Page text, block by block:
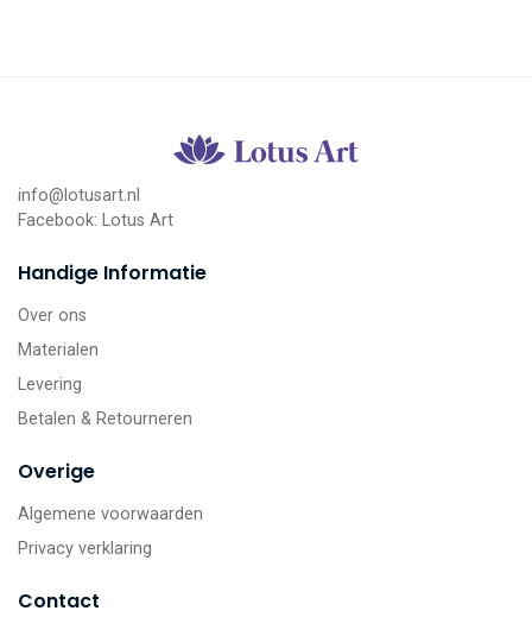
info@lotusart.nl
Facebook: Lotus Art
Handige Informatie
Over ons
Materialen
Levering
Betalen & Retourneren
Overige
Algemene voorwaarden
Privacy verklaring
Contact